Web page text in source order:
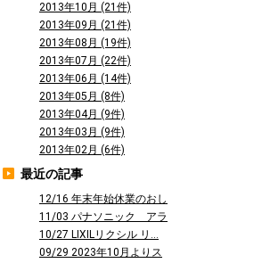
2013年10月 (21件)
2013年09月 (21件)
2013年08月 (19件)
2013年07月 (22件)
2013年06月 (14件)
2013年05月 (8件)
2013年04月 (9件)
2013年03月 (9件)
2013年02月 (6件)
最近の記事
12/16 年末年始休業のおし
らせ
11/03 パナソニック アラ
ウーノ...
10/27 LIXILリクシル リ...
09/29 2023年10月よりス